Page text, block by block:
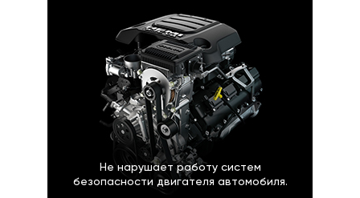
Не нарушает работу систем
безопасности двигателя автомобиля.